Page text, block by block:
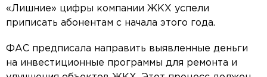
«Лишние» цифры компании ЖКХ успели
приписать абонентам с начала этого года.
ФАС предписала направить выявленные деньги
на инвестиционные программы для ремонта и